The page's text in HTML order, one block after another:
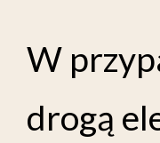
W
drogą